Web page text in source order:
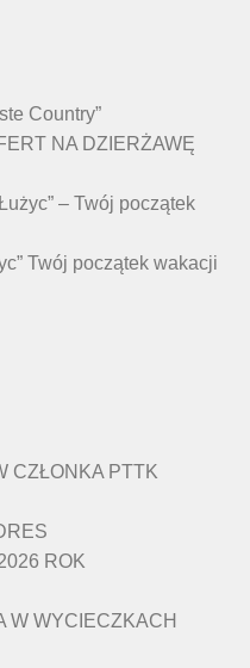
Country”
NA DZIERŻAWĘ
– Twój początek
Twój początek wakacji
CZŁONKA PTTK
ROK
W WYCIECZKACH